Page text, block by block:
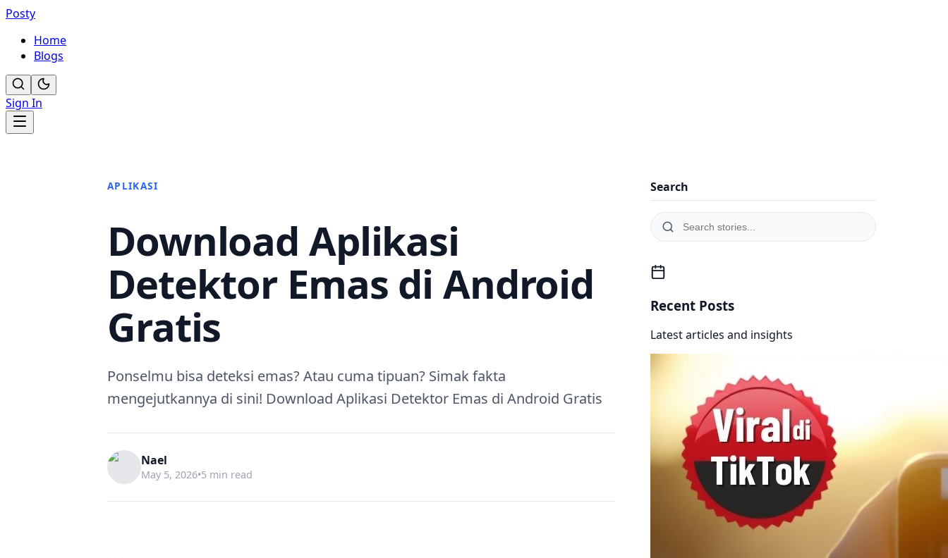
Posty
Home
Blogs
Sign In
APLIKASI
Download Aplikasi
Detektor Emas di Android
Gratis
Ponselmu bisa deteksi emas? Atau cuma tipuan? Simak fakta
mengejutkannya di sini! Download Aplikasi Detektor Emas di Android Gratis
Nael
May 5, 2026•5 min read
Search
Recent Posts
Latest articles and insights